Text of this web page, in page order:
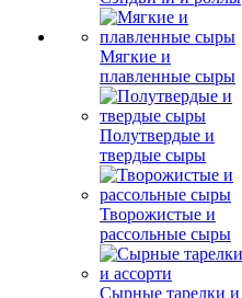
Мягкие и
плавленные сыры
Полутвердые и
твердые сыры
Творожистые и
рассольные сыры
Сырные тарелки и